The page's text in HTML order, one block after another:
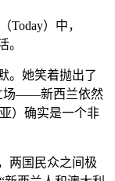
Today）中，
。
。她笑着抛出了
场——新西兰依然
）确实是一个非
两国民众之间极